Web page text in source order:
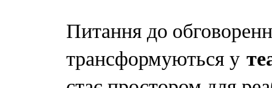
Питання до
трансформуються у